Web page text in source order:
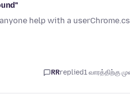
help with a
RRreplied1 வாரத்திற்கு